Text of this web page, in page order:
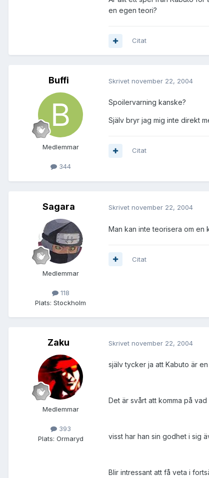
en egen teori?
Citat
Buffi
Medlemmar
344
Skrivet november 22, 2004
Spoilervarning kanske?
Själv bryr jag mig inte direkt
Citat
Sagara
Medlemmar
118
Plats: Stockholm
Skrivet november 22, 2004
Man kan inte teorisera om en
Citat
Zaku
Medlemmar
393
Plats: Ormaryd
Skrivet november 22, 2004
själv tycker ja att Kabuto är
Det är svårt att komma på
visst har han sin godhet i sig
Blir intressant att få veta i